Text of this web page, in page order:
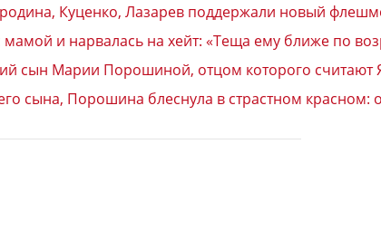
Куценко, Лазарев поддержали новый
и нарвалась на хейт: «Теща ему ближе по
сын Марии Порошиной, отцом которого считают
сына, Порошина блеснула в страстном красном: